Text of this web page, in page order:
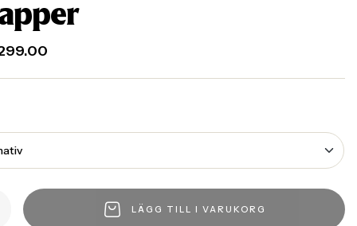
LÄGG TILL I VARUKORG